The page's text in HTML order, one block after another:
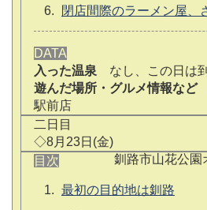
閉店間際のラーメン屋、
DATA
入った温泉 なし、この日は
遊んだ場所・グルメ情報など
駅前店
二日目
◇8月23日(金)
釧路市山花公園
目次
最初の目的地は釧路